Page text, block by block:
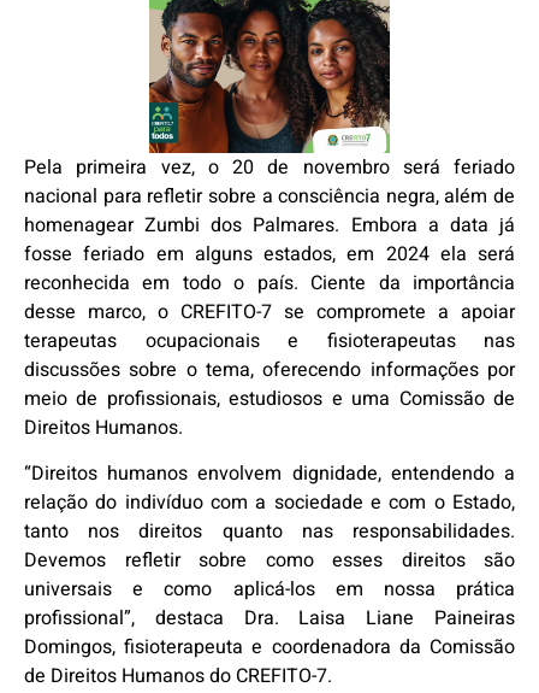
Pela primeira vez, o 20 de novembro será feriado
nacional para refletir sobre a consciência negra, além de
homenagear Zumbi dos Palmares. Embora a data já
fosse feriado em alguns estados, em 2024 ela será
reconhecida em todo o país. Ciente da importância
desse marco, o CREFITO-7 se compromete a apoiar
terapeutas ocupacionais e fisioterapeutas nas
discussões sobre o tema, oferecendo informações por
meio de profissionais, estudiosos e uma Comissão de
Direitos Humanos.
“Direitos humanos envolvem dignidade, entendendo a
relação do indivíduo com a sociedade e com o Estado,
tanto nos direitos quanto nas responsabilidades.
Devemos refletir sobre como esses direitos são
universais e como aplicá-los em nossa prática
profissional”, destaca Dra. Laisa Liane Paineiras
Domingos, fisioterapeuta e coordenadora da Comissão
de Direitos Humanos do CREFITO-7.